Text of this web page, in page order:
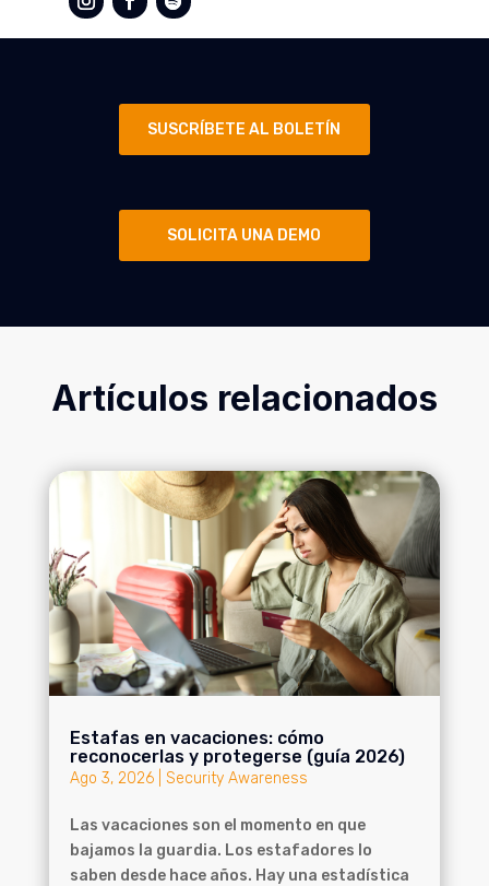
SUSCRÍBETE AL BOLETÍN
SOLICITA UNA DEMO
Artículos relacionados
Estafas en vacaciones: cómo
reconocerlas y protegerse (guía 2026)
Ago 3, 2026| Security Awareness
Las vacaciones son el momento en que
bajamos la guardia. Los estafadores lo
saben desde hace años. Hay una estadística